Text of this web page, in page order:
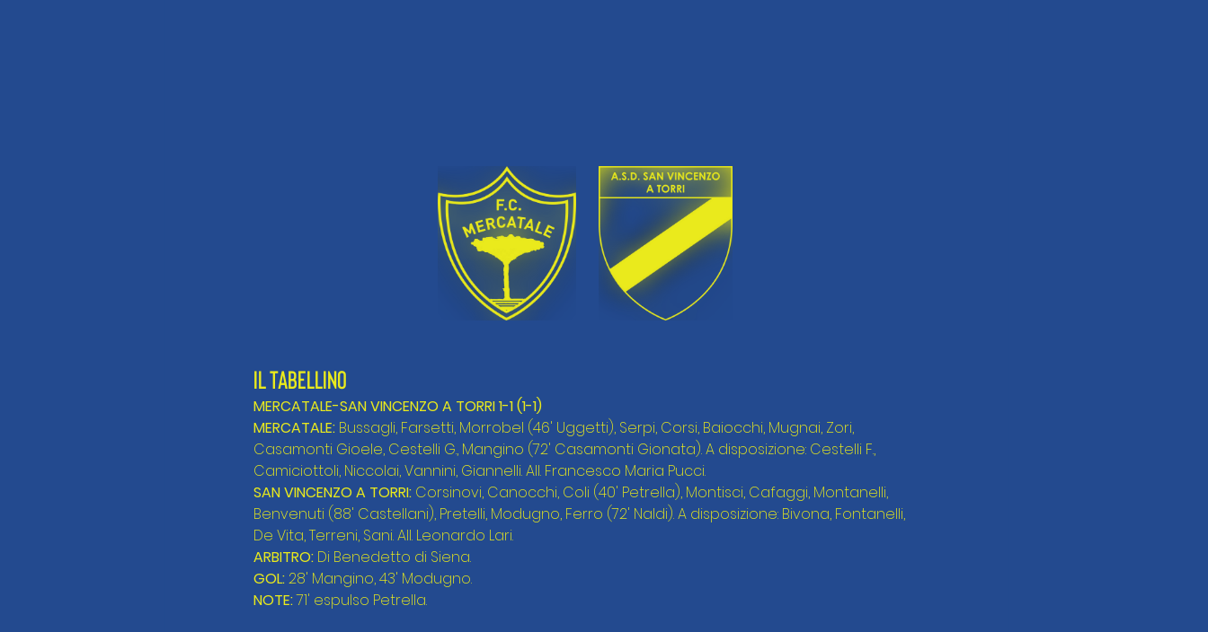
IL TABELLINO
MERCATALE-SAN VINCENZO A TORRI 1-1 (1-1)
MERCATALE: Bussagli, Farsetti, Morrobel (46' Uggetti), Serpi, Corsi, Baiocchi, Mugnai, Zori,
Casamonti Gioele, Cestelli G., Mangino (72' Casamonti Gionata). A disposizione: Cestelli F.,
Camiciottoli, Niccolai, Vannini, Giannelli. All. Francesco Maria Pucci.
SAN VINCENZO A TORRI: Corsinovi, Canocchi, Coli (40' Petrella), Montisci, Cafaggi, Montanelli,
Benvenuti (88' Castellani), Pretelli, Modugno, Ferro (72' Naldi). A disposizione: Bivona, Fontanelli,
De Vita, Terreni, Sani. All. Leonardo Lari.
ARBITRO: Di Benedetto di Siena.
GOL: 28' Mangino, 43' Modugno.
NOTE: 71' espulso Petrella.